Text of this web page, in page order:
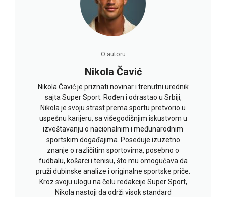
O autoru
Nikola Čavić
Nikola Čavić je priznati novinar i trenutni urednik
sajta Super Sport. Rođen i odrastao u Srbiji,
Nikola je svoju strast prema sportu pretvorio u
uspešnu karijeru, sa višegodišnjim iskustvom u
izveštavanju o nacionalnim i međunarodnim
sportskim događajima. Poseduje izuzetno
znanje o različitim sportovima, posebno o
fudbalu, košarci i tenisu, što mu omogućava da
pruži dubinske analize i originalne sportske priče.
Kroz svoju ulogu na čelu redakcije Super Sport,
Nikola nastoji da održi visok standard